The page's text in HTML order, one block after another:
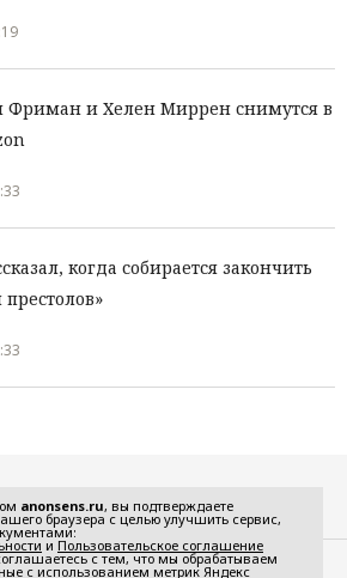
Фриман и Хелен Миррен снимутся в
когда собирается закончить
anonsens.ru, вы подтверждаете
браузера с целью улучшить сервис,
и Пользовательское соглашение
с тем, что мы обрабатываем
с использованием метрик Яндекс